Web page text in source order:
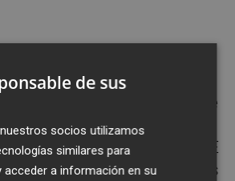
la consellera de
y Vertebración del
José Salvador
, lamentó que
fuera "incapaz" de
de la llegada del AVE
la de finalización de las
de sus
socios utilizamos
similares para
acceder a información en su